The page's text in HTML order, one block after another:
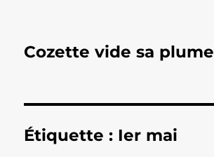
Cozette vide sa plume
Étiquette : Ier mai